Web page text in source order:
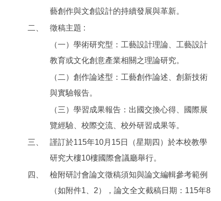
藝創作與文創設計的持續發展與革新。
二、
徵稿主題 :
（一）學術研究型：工藝設計理論、工藝設計
教育或文化創意產業相關之理論研究。
（二）創作論述型：工藝創作論述、創新技術
與實驗報告。
（三）學習成果報告：出國交換心得、國際展
覽經驗、校際交流、校外研習成果等。
三、
謹訂於115年10月15日（星期四）於本校教學
研究大樓10樓國際會議廳舉行。
四、
檢附研討會論文徵稿須知與論文編輯參考範例
（如附件1、2），論文全文截稿日期：115年8